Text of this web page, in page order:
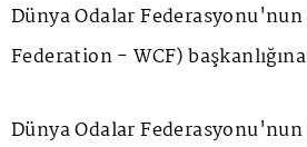
Dünya Odalar
Federation - WCF)
Dünya Odalar Federasyonu'nun